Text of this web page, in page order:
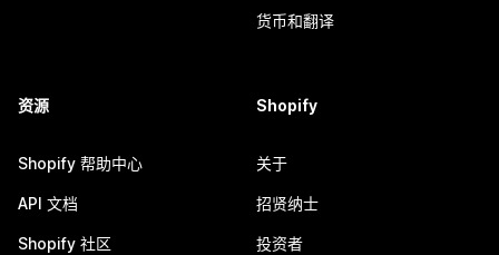
货币和翻译
资源
Shopify 帮助中心
API 文档
Shopify 社区
Shopify
关于
招贤纳士
投资者